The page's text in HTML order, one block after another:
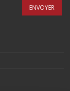
ENVOYER